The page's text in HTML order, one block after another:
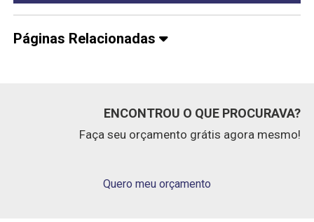
Páginas Relacionadas
ENCONTROU O QUE PROCURAVA?
Faça seu orçamento grátis agora mesmo!
Quero meu orçamento